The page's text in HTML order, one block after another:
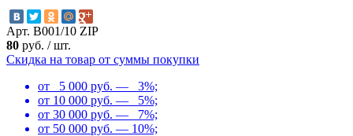
Арт. В001/10 ZIP
80 руб. /шт.
Скидка на товар от суммы покупки
от 5 000 руб. — 3%;
от 10 000 руб. — 5%;
от 30 000 руб. — 7%;
от 50 000 руб. — 10%;